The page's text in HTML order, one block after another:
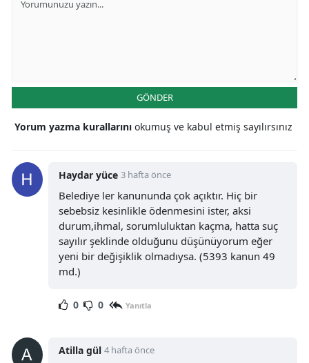
GÖNDER
Yorum yazma kurallarını okumuş ve kabul etmiş sayılırsınız
Haydar yüce 3 hafta önce
Belediye ler kanununda çok açıktır. Hiç bir
sebebsiz kesinlikle ödenmesini ister, aksi
durum,ihmal, sorumluluktan kaçma, hatta suç
sayılır şeklinde olduğunu düşünüyorum eğer
yeni bir değişiklik olmadıysa. (5393 kanun 49
md.)
0 0 Yanıtla
Atilla gül 4 hafta önce